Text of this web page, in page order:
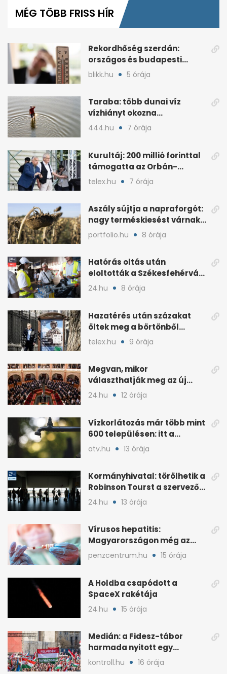
minutes,
MÉG TÖBB FRISS HÍR
Rekordhőség szerdán:
országos és budapesti
melegcsúcsok dőltek meg
blikk.hu 5 órája
Taraba: több dunai víz
vízhiányt okozna
Szlovákiában
444.hu 7 órája
Kurultáj: 200 millió forinttal
támogatta az Orbán-
kormány a rendezvényt
telex.hu 7 órája
Aszály sújtja a napraforgót:
nagy terméskiesést várnak
a gazdák
portfolio.hu 8 órája
Hatórás oltás után
eloltották a Székesfehérvár
melletti tüzet
24.hu 8 órája
Hazatérés után százakat
öltek meg a börtönből
toborzott orosz katonák
telex.hu 9 órája
Megvan, mikor
választhatják meg az új
köztársasági elnököt
24.hu 12 órája
Vízkorlátozás már több mint
600 településen: itt a
kormány listája
atv.hu 13 órája
Kormányhivatal: törölhetik a
Robinson Tourst a szervezők
nyilvántartásából
24.hu 13 órája
Vírusos hepatitis:
Magyarországon még az
uniós átlag felett a
halálozás
penzcentrum.hu 15 órája
A Holdba csapódott a
SpaceX rakétája
24.hu 15 órája
Medián: a Fidesz-tábor
harmada nyitott egy
mérsékelt konzervatív
kontroll.hu 16 órája